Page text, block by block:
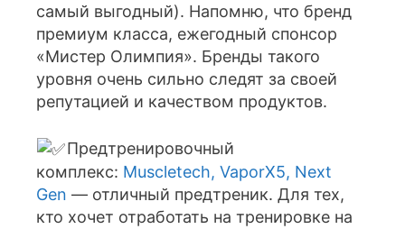
самый выгодный). Напомню, что бренд
премиум класса, ежегодный спонсор
«Мистер Олимпия». Бренды такого
уровня очень сильно следят за своей
репутацией и качеством продуктов.
Предтренировочный
комплекс: Muscletech, VaporX5, Next
Gen — отличный предтреник. Для тех,
кто хочет отработать на тренировке на